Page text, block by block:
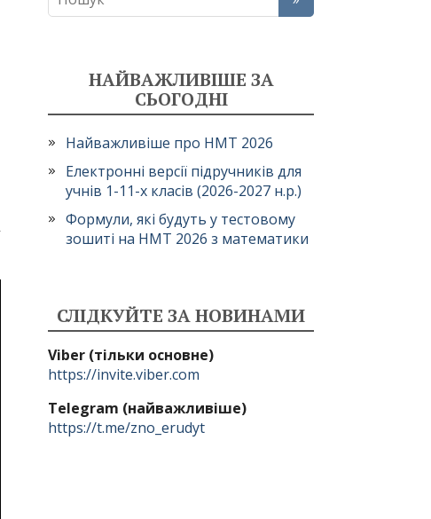
НАЙВАЖЛИВІШЕ ЗА
СЬОГОДНІ
Найважливіше про НМТ 2026
Електронні версії підручників для
учнів 1-11-х класів (2026-2027 н.р.)
Формули, які будуть у тестовому
зошиті на НМТ 2026 з математики
СЛІДКУЙТЕ ЗА НОВИНАМИ
Viber (тільки основне)
https://invite.viber.com
Telegram (найважливіше)
https://t.me/zno_erudyt